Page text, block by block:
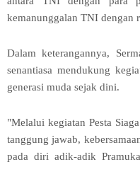
kemanunggalan TNI dengan
Dalam keterangannya,
senantiasa mendukung
generasi muda sejak dini.
"Melalui kegiatan Pesta
tanggung jawab,
pada diri adik-adik